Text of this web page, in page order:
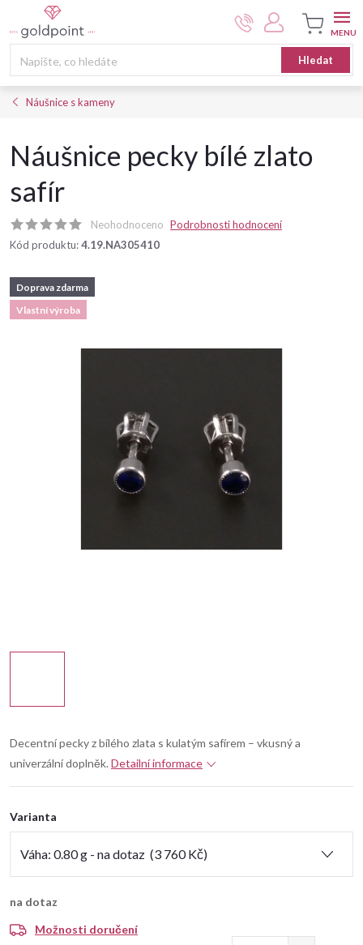
na
Hledat
Nákupní
košík
Náušnice s kameny
Náušnice pecky bílé zlato
safír
Neohodnoceno Podrobnosti hodnocení
Kód produktu:4.19.NA305410
Doprava zdarma
Vlastní výroba
Decentní pecky z bílého zlata s kulatým safírem – vkusný a
univerzální doplněk. Detailní informace
Varianta
na dotaz
Možnosti doručení